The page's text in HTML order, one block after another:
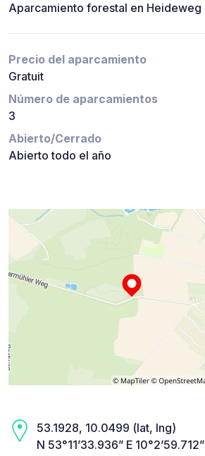
Aparcamiento forestal en Heideweg
Precio del aparcamiento
Gratuit
Número de aparcamientos
3
Abierto/Cerrado
Abierto todo el año
53.1928, 10.0499 (lat, lng)
N 53°11’33.936” E 10°2’59.712”